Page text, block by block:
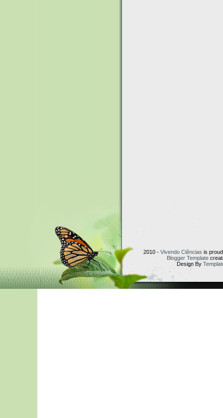
2010 -Vivendo Ciências is
Blogger Template
Design By